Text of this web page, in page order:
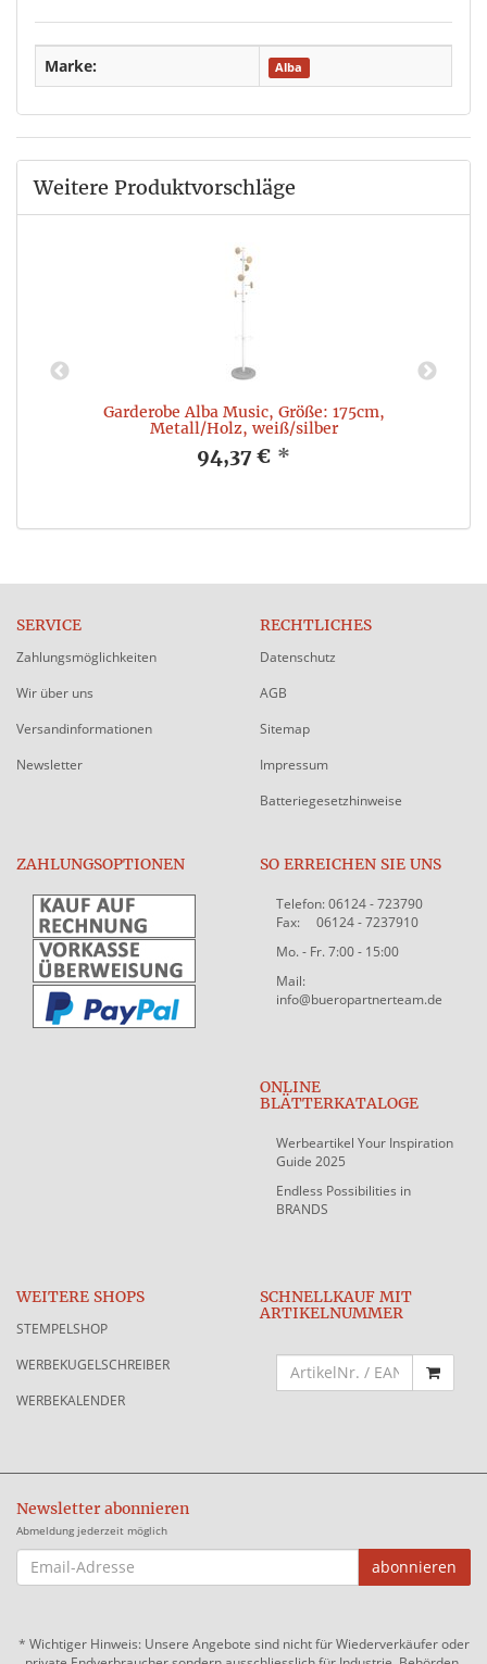
Marke: Alba
Weitere Produktvorschläge
Garderobe Alba Music, Größe: 175cm,
Metall/Holz, weiß/silber
94,37 € *
SERVICE
Zahlungsmöglichkeiten
Wir über uns
Versandinformationen
Newsletter
RECHTLICHES
Datenschutz
AGB
Sitemap
Impressum
Batteriegesetzhinweise
ZAHLUNGSOPTIONEN SO ERREICHEN SIE UNS
Telefon: 06124 - 723790
Fax: 06124 - 7237910
Mo. - Fr. 7:00 - 15:00
Mail:
info@bueropartnerteam.de
ONLINE
BLÄTTERKATALOGE
Werbeartikel Your Inspiration
Guide 2025
Endless Possibilities in
BRANDS
WEITERE SHOPS
STEMPELSHOP
WERBEKUGELSCHREIBER
WERBEKALENDER
SCHNELLKAUF MIT
ARTIKELNUMMER
Newsletter abonnieren
Abmeldung jederzeit möglich
EMAIL-
ADRESSE
abonnieren
* Wichtiger Hinweis: Unsere Angebote sind nicht für Wiederverkäufer oder